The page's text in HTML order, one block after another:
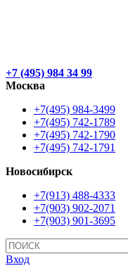
+7 (495) 984 34 99
Москва
+7(495) 984-3499
+7(495) 742-1789
+7(495) 742-1790
+7(495) 742-1791
Новосибирск
+7(913) 488-4333
+7(903) 902-2071
+7(903) 901-3695
Вход